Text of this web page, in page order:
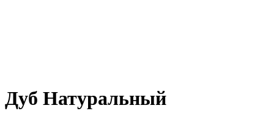
Дуб Натуральный